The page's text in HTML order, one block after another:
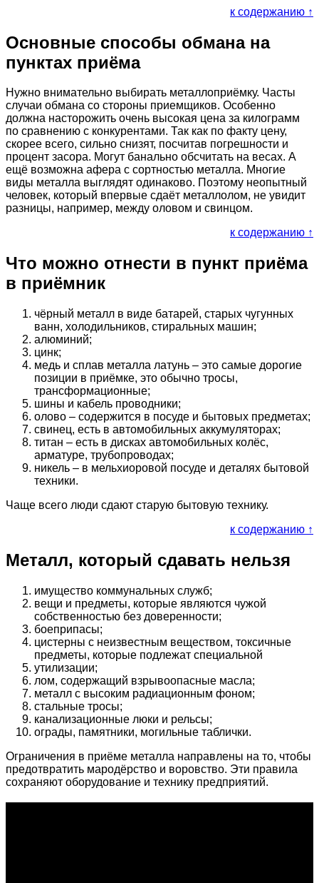
к содержанию ↑
Основные способы обмана на
пунктах приёма
Нужно внимательно выбирать металлоприёмку. Часты
случаи обмана со стороны приемщиков. Особенно
должна насторожить очень высокая цена за килограмм
по сравнению с конкурентами. Так как по факту цену,
скорее всего, сильно снизят, посчитав погрешности и
процент засора. Могут банально обсчитать на весах. А
ещё возможна афера с сортностью металла. Многие
виды металла выглядят одинаково. Поэтому неопытный
человек, который впервые сдаёт металлолом, не увидит
разницы, например, между оловом и свинцом.
к содержанию ↑
Что можно отнести в пункт приёма
в приёмник
чёрный металл в виде батарей, старых чугунных
ванн, холодильников, стиральных машин;
алюминий;
цинк;
медь и сплав металла латунь – это самые дорогие
позиции в приёмке, это обычно тросы,
трансформационные;
шины и кабель проводники;
олово – содержится в посуде и бытовых предметах;
свинец, есть в автомобильных аккумуляторах;
титан – есть в дисках автомобильных колёс,
арматуре, трубопроводах;
никель – в мельхиоровой посуде и деталях бытовой
техники.
Чаще всего люди сдают старую бытовую технику.
к содержанию ↑
Металл, который сдавать нельзя
имущество коммунальных служб;
вещи и предметы, которые являются чужой
собственностью без доверенности;
боеприпасы;
цистерны с неизвестным веществом, токсичные
предметы, которые подлежат специальной
утилизации;
лом, содержащий взрывоопасные масла;
металл с высоким радиационным фоном;
стальные тросы;
канализационные люки и рельсы;
ограды, памятники, могильные таблички.
Ограничения в приёме металла направлены на то, чтобы
предотвратить мародёрство и воровство. Эти правила
сохраняют оборудование и технику предприятий.